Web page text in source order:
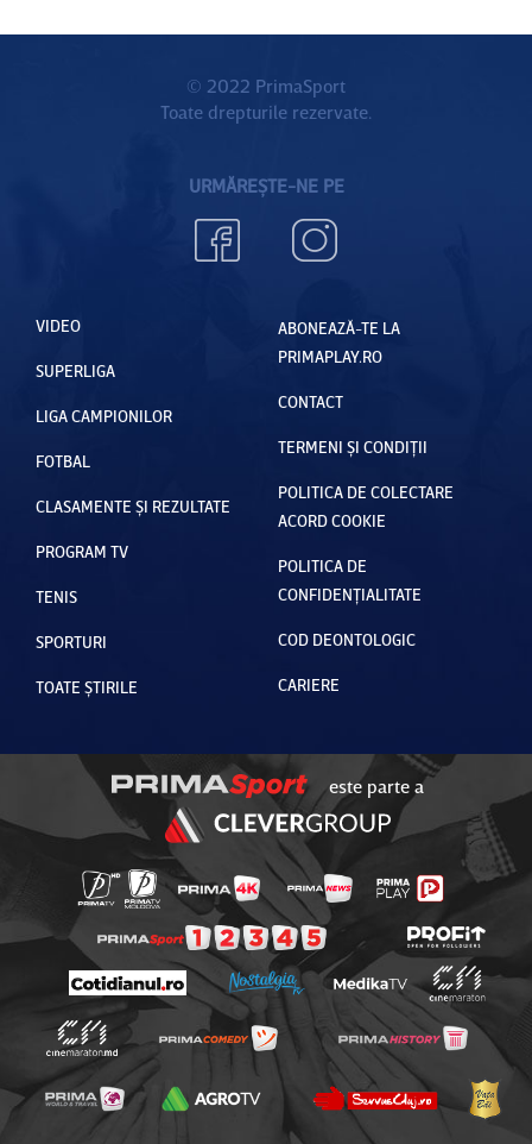
© 2022 PrimaSport
Toate drepturile rezervate.
URMĂREȘTE-NE PE
VIDEO
SUPERLIGA
LIGA CAMPIONILOR
FOTBAL
CLASAMENTE ȘI REZULTATE
PROGRAM TV
TENIS
SPORTURI
TOATE ȘTIRILE
ABONEAZĂ-TE LA
PRIMAPLAY.RO
CONTACT
TERMENI ȘI CONDIȚII
POLITICA DE COLECTARE
ACORD COOKIE
POLITICA DE
CONFIDENȚIALITATE
COD DEONTOLOGIC
CARIERE
este parte a